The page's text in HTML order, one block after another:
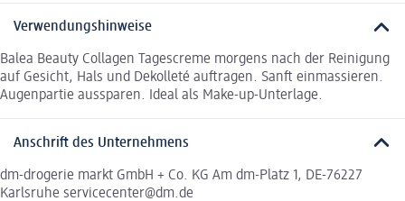
Verwendungshinweise
Balea Beauty Collagen Tagescreme morgens nach der Reinigung
auf Gesicht, Hals und Dekolleté auftragen. Sanft einmassieren.
Augenpartie aussparen. Ideal als Make-up-Unterlage.
Anschrift des Unternehmens
dm-drogerie markt GmbH + Co. KG Am dm-Platz 1, DE-76227
Karlsruhe servicecenter@dm.de